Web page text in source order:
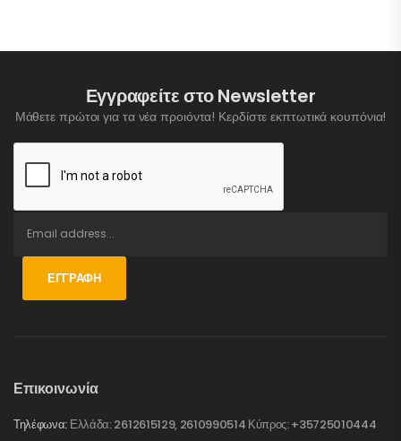
Εγγραφείτε στο Newsletter
Μάθετε πρώτοι για τα νέα προιόντα! Κερδίστε εκπτωτικά κουπόνια!
ΕΓΓΡΑΦΉ
Επικοινωνία
Τηλέφωνα: Ελλάδα: 2612615129, 2610990514 Κύπρος: +35725010444